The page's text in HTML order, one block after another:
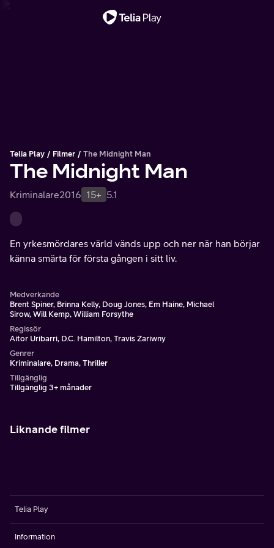
Telia Play Filmer The Midnight Man
The Midnight Man
Kriminalare2016 15+ 5.1
En yrkesmördares värld vänds upp och ner när han börjar
känna smärta för första gången i sitt liv.
Medverkande
Brent Spiner, Brinna Kelly, Doug Jones, Em Haine, Michael
Sirow, Will Kemp, William Forsythe
Regissör
Aitor Uribarri, D.C. Hamilton, Travis Zariwny
Genrer
Kriminalare, Drama, Thriller
Tillgänglig
Tillgänglig 3+ månader
Liknande filmer
Telia Play
Information